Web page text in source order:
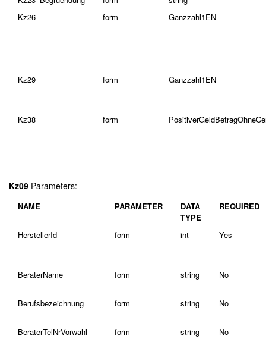
Kz26
form Ganzzahl1EN
Kz29 form Ganzzahl1EN
Kz38 form
Kz09 Parameters:
NAME PARAMETER
DATA
TYPE
REQUIRED
HerstellerId form int Yes
BeraterName form string No
Berufsbezeichnung form string No
BeraterTelNrVorwahl form string No